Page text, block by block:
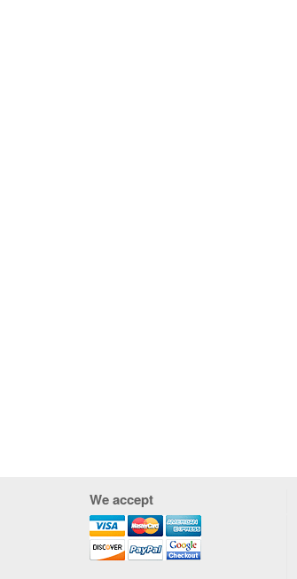
We accept